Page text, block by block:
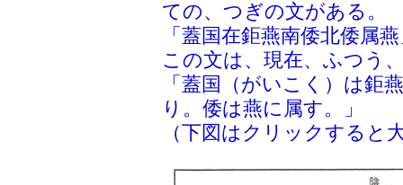
ての、つぎの文がある。
「蓋国在鉅燕南倭北倭属
この文は、現在、ふつう
「蓋国（がいこく）は鉅
り。倭は燕に属す。」
（下図はクリックすると